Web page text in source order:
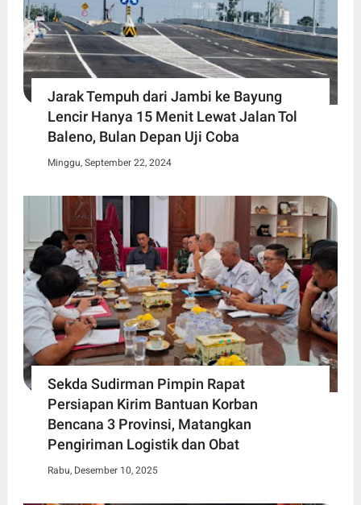
Jarak Tempuh dari Jambi ke Bayung
Lencir Hanya 15 Menit Lewat Jalan Tol
Baleno, Bulan Depan Uji Coba
Minggu, September 22, 2024
Sekda Sudirman Pimpin Rapat
Persiapan Kirim Bantuan Korban
Bencana 3 Provinsi, Matangkan
Pengiriman Logistik dan Obat
Rabu, Desember 10, 2025